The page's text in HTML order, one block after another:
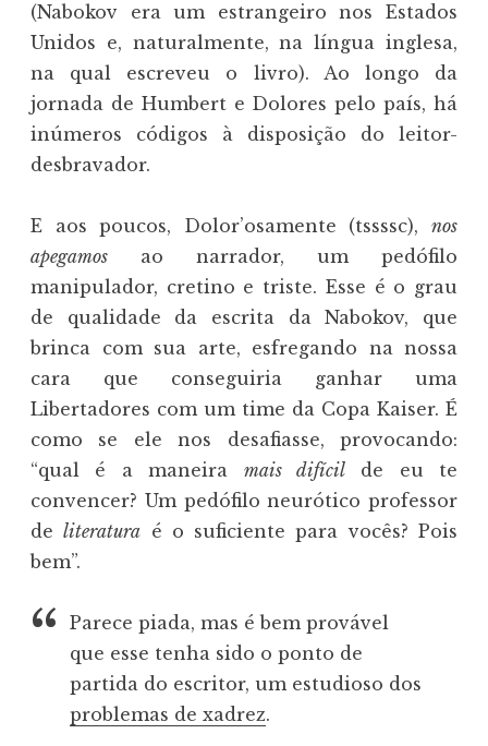
(Nabokov era um estrangeiro nos Estados
Unidos e, naturalmente, na língua inglesa,
na qual escreveu o livro). Ao longo da
jornada de Humbert e Dolores pelo país, há
inúmeros códigos à disposição do leitor-
desbravador.
E aos poucos, Dolor’osamente (tssssc), nos
apegamos ao narrador, um pedófilo
manipulador, cretino e triste. Esse é o grau
de qualidade da escrita da Nabokov, que
brinca com sua arte, esfregando na nossa
cara que conseguiria ganhar uma
Libertadores com um time da Copa Kaiser. É
como se ele nos desafiasse, provocando:
“qual é a maneira mais difícilde eu te
convencer? Um pedófilo neurótico professor
deliteratura é o suficiente para vocês? Pois
bem”.
Parece piada, mas é bem provável
que esse tenha sido o ponto de
partida do escritor, um estudioso dos
problemas de xadrez.